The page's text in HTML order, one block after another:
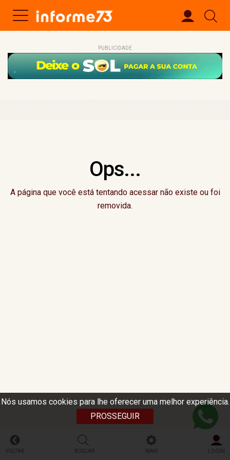
Nós usamos cookies para lhe oferecer uma melhor experiência.
PROSSEGUIR
PUBLICIDADE
Ops...
A página que você está tentando acessar não existe ou foi
removida.
VOLTAR BUSCAR MAIS LOGIN